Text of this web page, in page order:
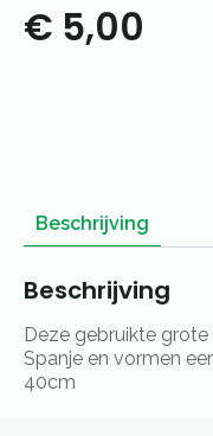
€ 5,00
Beschrijving
Beschrijving
Deze gebruikte
Spanje en vormen
40cm